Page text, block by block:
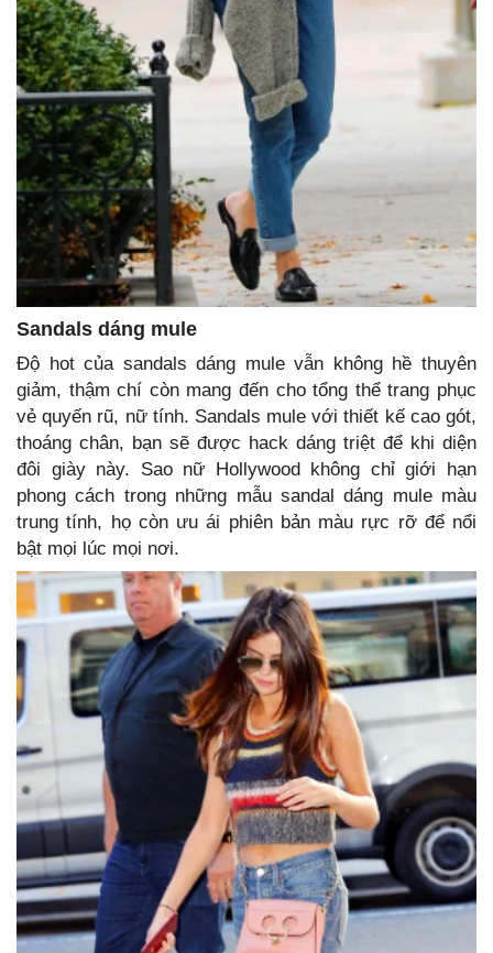
Sandals dáng mule
Độ hot của sandals dáng mule vẫn không hề thuyên
giảm, thậm chí còn mang đến cho tổng thể trang phục
vẻ quyến rũ, nữ tính. Sandals mule với thiết kế cao gót,
thoáng chân, bạn sẽ được hack dáng triệt để khi diện
đôi giày này. Sao nữ Hollywood không chỉ giới hạn
phong cách trong những mẫu sandal dáng mule màu
trung tính, họ còn ưu ái phiên bản màu rực rỡ để nổi
bật mọi lúc mọi nơi.